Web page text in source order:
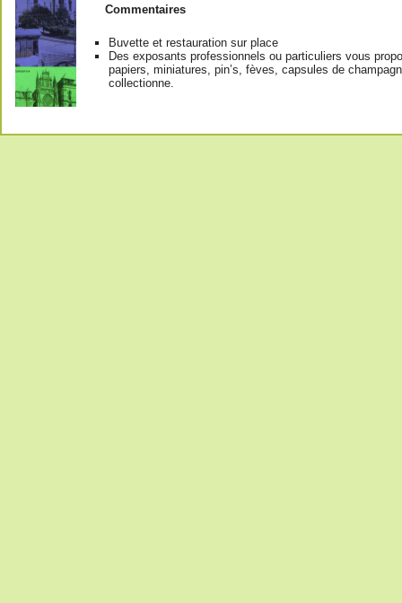
Commentaires
Buvette et restauration sur place
Des exposants professionnels ou particuliers vous
papiers, miniatures, pin’s, fèves, capsules de
collectionne.